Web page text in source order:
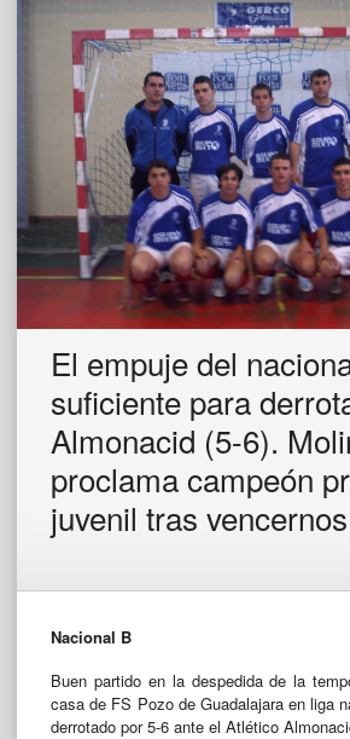
El empuje del
suficiente para
Almonacid (5-6).
proclama campeón
juvenil tras
Nacional B
Buen partido en la despedida de la
casa de FS Pozo de Guadalajara en liga
derrotado por 5-6 ante el Atlético